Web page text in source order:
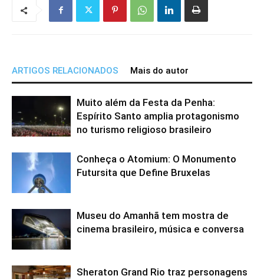
ARTIGOS RELACIONADOS Mais do autor
Muito além da Festa da Penha:
Espírito Santo amplia protagonismo
no turismo religioso brasileiro
Conheça o Atomium: O Monumento
Futursita que Define Bruxelas
Museu do Amanhã tem mostra de
cinema brasileiro, música e conversa
Sheraton Grand Rio traz personagens